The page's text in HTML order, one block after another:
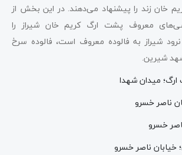
خان زند را پیشنهاد می‌دهند. در این بخش از
معروف پشت ارگ کریم خان شیراز را
شیراز به فالوده معروف است، فالوده سرخ
شیرین.
میدان شهدا
ناصر خسرو
خسرو
خیابان ناصر خسرو